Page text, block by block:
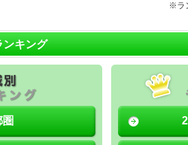
※ラ
ンキング